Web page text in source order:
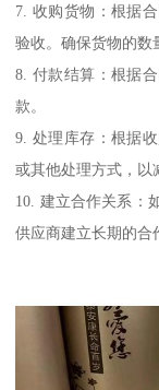
7. 收购货物：根据
验收。确保货物的数
8. 付款结算：根据
款。
9. 处理库存：根据
或其他处理方式，以
10. 建立合作关系：
供应商建立长期的合